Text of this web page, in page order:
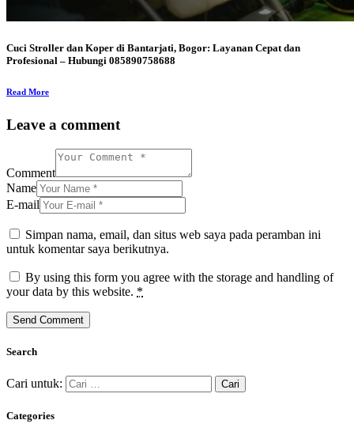
Cuci Stroller dan Koper di Bantarjati, Bogor: Layanan Cepat dan
Profesional – Hubungi 085890758688
Read More
Leave a comment
Comment
Name
E-mail
Simpan nama, email, dan situs web saya pada peramban ini
untuk komentar saya berikutnya.
By using this form you agree with the storage and handling of
your data by this website. *
Search
Cari untuk:
Categories